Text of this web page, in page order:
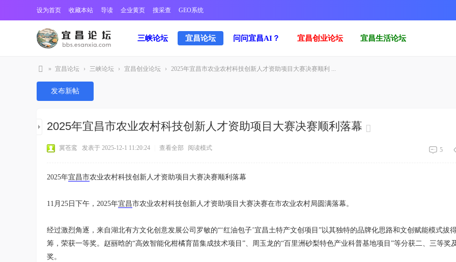
设为首页 收藏本站 导读 企业黄页 搜采查 GEO系统
三峡论坛 宜昌论坛 问问宜昌AI？ 宜昌创业论坛 宜昌生活论坛
宜
昌
峡
» 宜昌论坛 › 三峡论坛 › 宜昌创业论坛 › 2025年宜昌市农业农村科技创新人才资助项目大赛决赛顺利 ...
发布新帖
2025年宜昌市农业农村科技创新人才资助项目大赛决赛顺利落幕
5
冀苍鸾 发表于 2025-12-1 11:20:24 查看全部 阅读模式
2025年宜昌市农业农村科技创新人才资助项目大赛决赛顺利落幕
11月25日下午，2025年宜昌市农业农村科技创新人才资助项目大赛决赛在市农业农村局圆满落幕。
经过激烈角逐，来自湖北有方文化创意发展公司罗敏的“‘红油包子’宜昌土特产文创项目”以其独特的品牌化思路和文创赋能模式拔
筹，荣获一等奖。赵丽晗的“高效智能化柑橘育苗集成技术项目”、周玉龙的“百里洲砂梨特色产业科普基地项目”等分获二、三等奖
奖。